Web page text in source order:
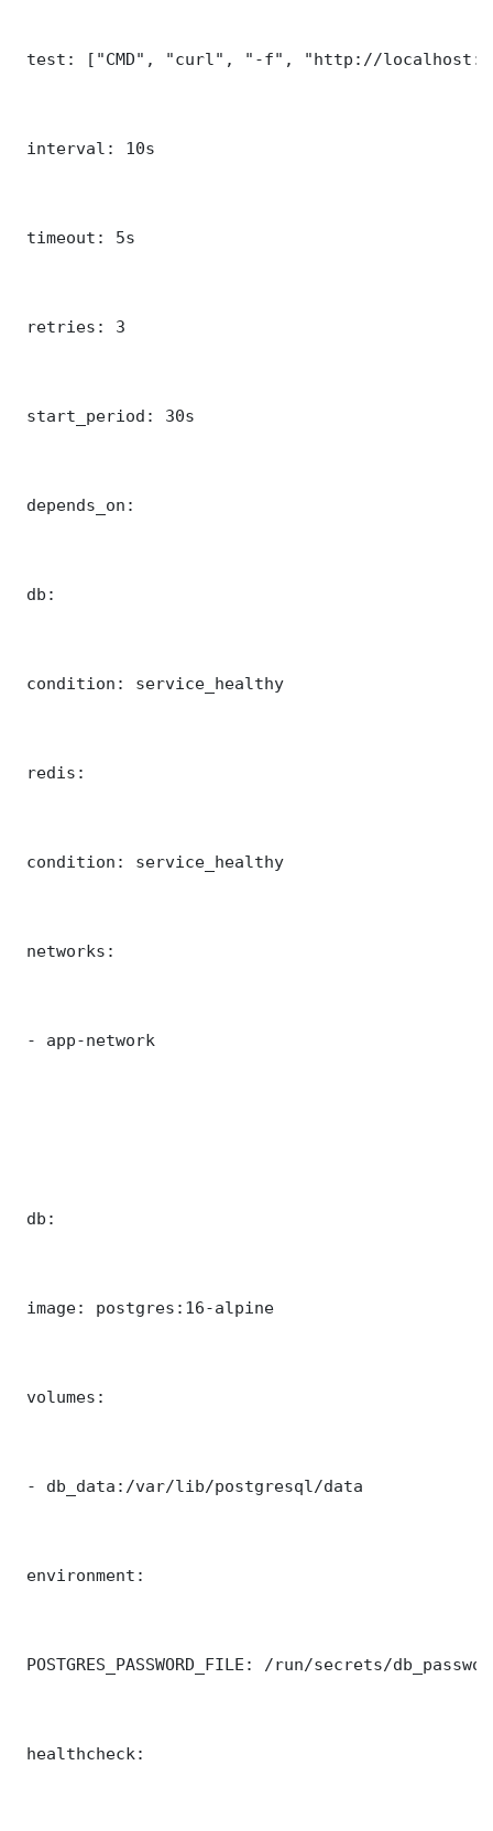
test: ["CMD", "curl", "-f", "http://
interval: 10s
timeout: 5s
retries: 3
start_period: 30s
depends_on:
db:
condition: service_healthy
redis:
condition: service_healthy
networks:
- app-network
db:
image: postgres:16-alpine
volumes:
- db_data:/var/lib/postgresql/data
environment:
POSTGRES_PASSWORD_FILE: /run/secrets/
healthcheck: